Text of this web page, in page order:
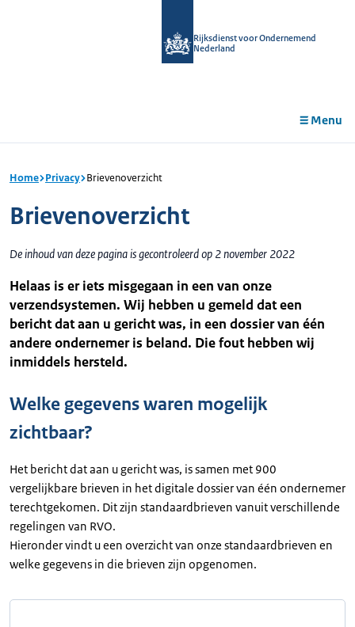
Rijksdienst voor Ondernemend
Nederland
Menu
Home Privacy Brievenoverzicht
Brievenoverzicht
De inhoud van deze pagina is gecontroleerd op 2 november 2022
Helaas is er iets misgegaan in een van onze
verzendsystemen. Wij hebben u gemeld dat een
bericht dat aan u gericht was, in een dossier van één
andere ondernemer is beland. Die fout hebben wij
inmiddels hersteld.
Welke gegevens waren mogelijk
zichtbaar?
Het bericht dat aan u gericht was, is samen met 900
vergelijkbare brieven in het digitale dossier van één ondernemer
terechtgekomen. Dit zijn standaardbrieven vanuit verschillende
regelingen van RVO.
Hieronder vindt u een overzicht van onze standaardbrieven en
welke gegevens in die brieven zijn opgenomen.